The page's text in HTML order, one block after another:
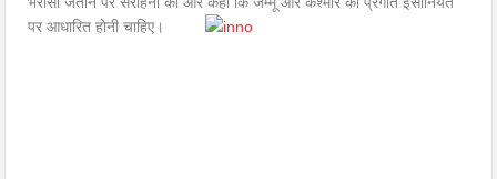
पर आधारित होनी चाहिए।